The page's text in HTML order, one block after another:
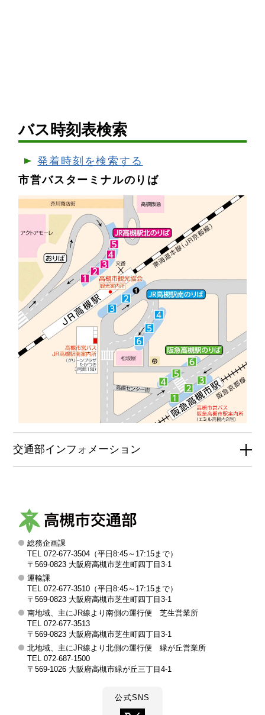
バス時刻表検索
発着時刻を検索する
市営バスターミナルのりば
交通部インフォメーション
槻
交
通
部
総務企画課
TEL 072-677-3504（平日8:45～17:15まで）
〒569-0823 大阪府高槻市芝生町四丁目3-1
運輸課
TEL 072-677-3510（平日8:45～17:15まで）
〒569-0823 大阪府高槻市芝生町四丁目3-1
南地域、主にJR線より南側の運行便 芝生営業所
TEL 072-677-3513
〒569-0823 大阪府高槻市芝生町四丁目3-1
北地域、主にJR線より北側の運行便 緑が丘営業所
TEL 072-687-1500
〒569-1026 大阪府高槻市緑が丘三丁目4-1
公式SNS